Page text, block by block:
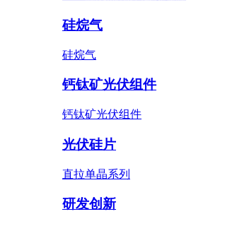
硅烷气
硅烷气
钙钛矿光伏组件
钙钛矿光伏组件
光伏硅片
直拉单晶系列
研发创新